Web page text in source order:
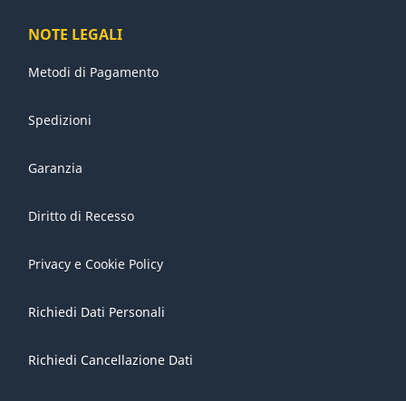
NOTE LEGALI
Metodi di Pagamento
Spedizioni
Garanzia
Diritto di Recesso
Privacy e Cookie Policy
Richiedi Dati Personali
Richiedi Cancellazione Dati